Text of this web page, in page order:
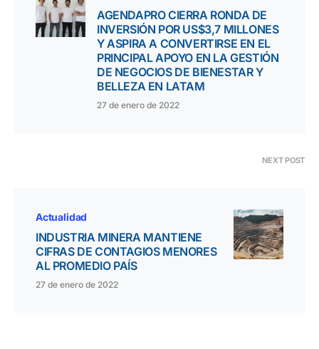
AGENDAPRO CIERRA RONDA DE
INVERSIÓN POR US$3,7 MILLONES
Y ASPIRA A CONVERTIRSE EN EL
PRINCIPAL APOYO EN LA GESTIÓN
DE NEGOCIOS DE BIENESTAR Y
BELLEZA EN LATAM
27 de enero de 2022
NEXT POST
Actualidad
INDUSTRIA MINERA MANTIENE
CIFRAS DE CONTAGIOS MENORES
AL PROMEDIO PAÍS
27 de enero de 2022